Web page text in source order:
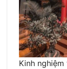
Kinh